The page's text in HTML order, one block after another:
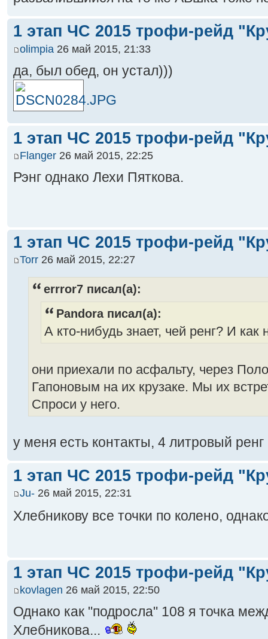
1 этап ЧС 2015 трофи-рейд
olimpia 26 май 2015, 21:33
да, был обед, он устал)))
1 этап ЧС 2015 трофи-рейд
Flanger 26 май 2015, 22:25
Рэнг однако Лехи Пяткова.
1 этап ЧС 2015 трофи-рейд
Torr 26 май 2015, 22:27
errror7 писал(а):
Pandora писал(а):
А кто-нибудь знает, чей ренг? И как
они приехали по асфальту, через
Гапоновым на их крузаке. Мы их
Спроси у него.
у меня есть контакты, 4 литровый
1 этап ЧС 2015 трофи-рейд
Ju- 26 май 2015, 22:31
Хлебникову все точки по колено,
1 этап ЧС 2015 трофи-рейд
kovlagen 26 май 2015, 22:50
Однако как "подросла" 108 я точка
Хлебникова...